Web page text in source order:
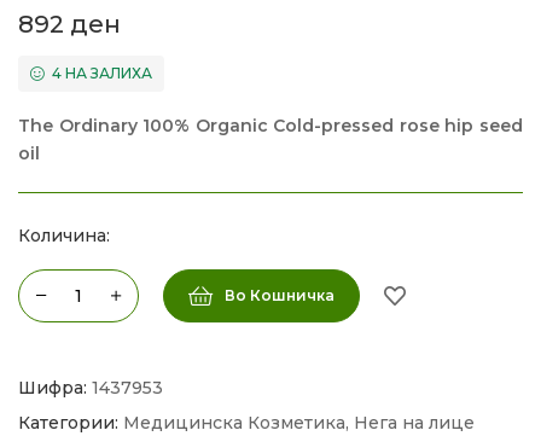
892 ден
4 НА ЗАЛИХА
The Ordinary 100% Organic Cold-pressed rose hip seed
oil
Количина:
Во Кошничка
Шифра: 1437953
Категории: Медицинска Козметика, Нега на лице